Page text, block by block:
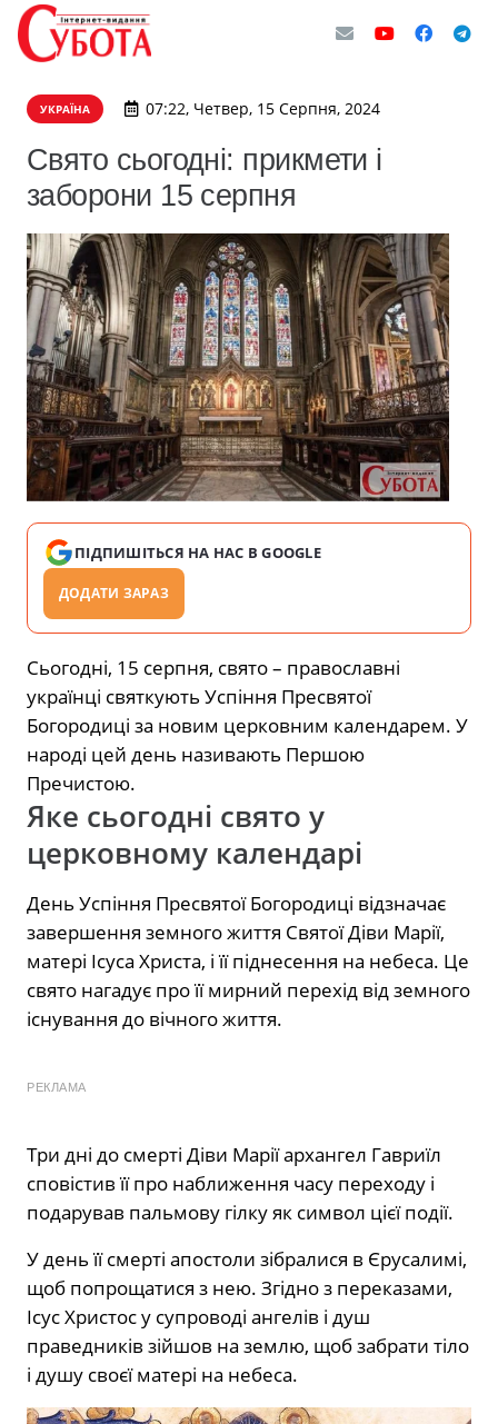
УКРАЇНА 07:22, Четвер, 15 Серпня, 2024
Свято сьогодні: прикмети і
заборони 15 серпня
ПІДПИШІТЬСЯ НА НАС В GOOGLE
ДОДАТИ ЗАРАЗ
Сьогодні, 15 серпня, свято – православні
українці святкують Успіння Пресвятої
Богородиці за новим церковним календарем. У
народі цей день називають Першою
Пречистою.
Яке сьогодні свято у
церковному календарі
День Успіння Пресвятої Богородиці відзначає
завершення земного життя Святої Діви Марії,
матері Ісуса Христа, і її піднесення на небеса. Це
свято нагадує про її мирний перехід від земного
існування до вічного життя.
РЕКЛАМА
Три дні до смерті Діви Марії архангел Гавриїл
сповістив її про наближення часу переходу і
подарував пальмову гілку як символ цієї події.
У день її смерті апостоли зібралися в Єрусалимі,
щоб попрощатися з нею. Згідно з переказами,
Ісус Христос у супроводі ангелів і душ
праведників зійшов на землю, щоб забрати тіло
і душу своєї матері на небеса.